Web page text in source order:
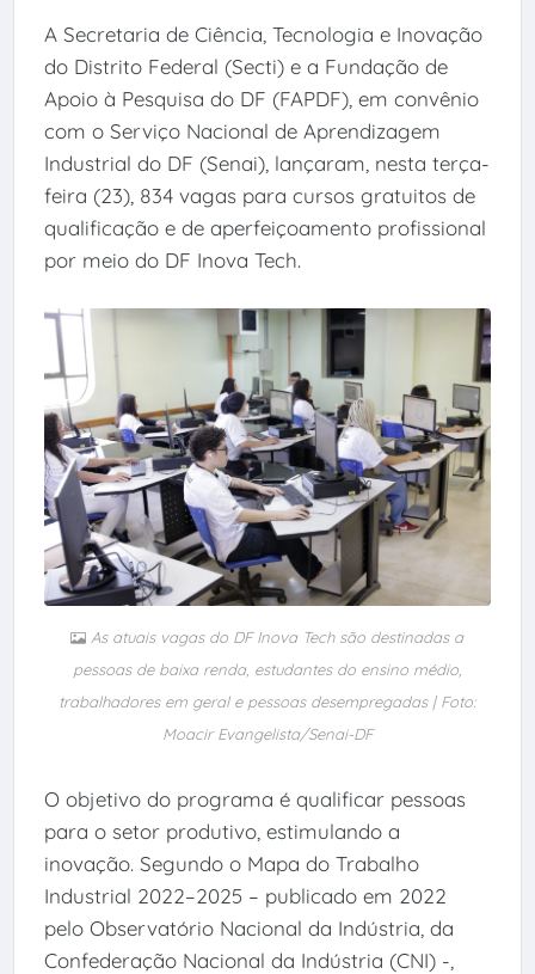
A Secretaria de Ciência, Tecnologia e Inovação
do Distrito Federal (Secti) e a Fundação de
Apoio à Pesquisa do DF (FAPDF), em convênio
com o Serviço Nacional de Aprendizagem
Industrial do DF (Senai), lançaram, nesta terça-
feira (23), 834 vagas para cursos gratuitos de
qualificação e de aperfeiçoamento profissional
por meio do DF Inova Tech.
As atuais vagas do DF Inova Tech são destinadas a
pessoas de baixa renda, estudantes do ensino médio,
trabalhadores em geral e pessoas desempregadas | Foto:
Moacir Evangelista/Senai-DF
O objetivo do programa é qualificar pessoas
para o setor produtivo, estimulando a
inovação. Segundo o Mapa do Trabalho
Industrial 2022–2025 – publicado em 2022
pelo Observatório Nacional da Indústria, da
Confederação Nacional da Indústria (CNI) -,